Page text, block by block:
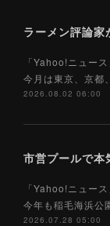
「Yahoo!ニュー
今月は東京、京都
2026.08.02 06:00
「Yahoo!ニュー
今年も稲毛海浜公
2026.07.28 05:00